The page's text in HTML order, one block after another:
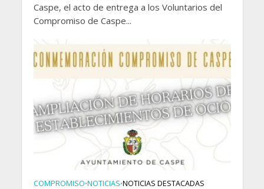
Caspe, el acto de entrega a los Voluntarios del
Compromiso de Caspe...
COMPROMISO•NOTICIAS•NOTICIAS DESTACADAS